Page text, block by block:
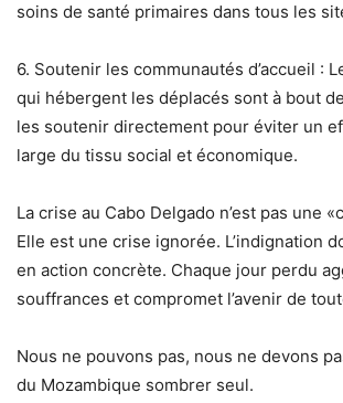
soins de santé primaires dans tous les
6. Soutenir les communautés d’accueil :
qui hébergent les déplacés sont à bout
les soutenir directement pour éviter un
large du tissu social et économique.
La crise au Cabo Delgado n’est pas une
Elle est une crise ignorée. L’indignation
en action concrète. Chaque jour perdu
souffrances et compromet l’avenir de
Nous ne pouvons pas, nous ne devons
du Mozambique sombrer seul.